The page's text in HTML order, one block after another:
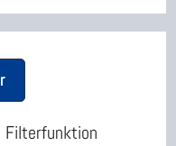
Filterfunktion